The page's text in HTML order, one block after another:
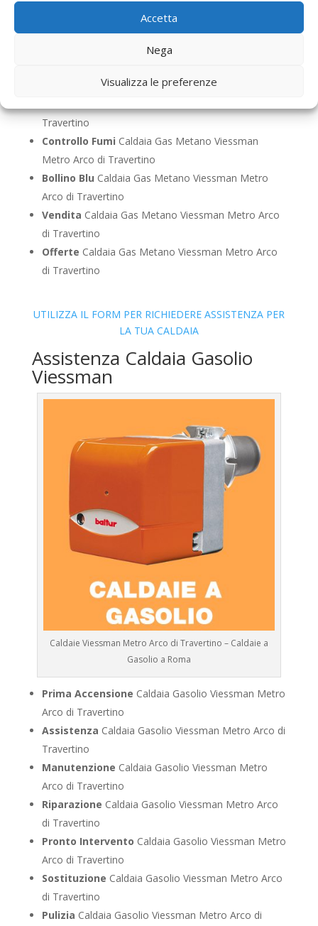
Accetta
Nega
Visualizza le preferenze
Pronto InterventoCaldaia Gas Metano Viessman
Metro Arco di Travertino
Arco di Travertino
Travertino
Controllo Fumi Caldaia Gas Metano Viessman
Metro Arco di Travertino
Bollino Blu Caldaia Gas Metano Viessman Metro
Arco di Travertino
Vendita Caldaia Gas Metano Viessman Metro Arco
di Travertino
Offerte Caldaia Gas Metano Viessman Metro Arco
di Travertino
UTILIZZA IL FORM PER RICHIEDERE ASSISTENZA PER
LA TUA CALDAIA
Assistenza Caldaia Gasolio
Viessman
Caldaie Viessman Metro Arco di Travertino – Caldaie a
Gasolio a Roma
Prima Accensione Caldaia Gasolio Viessman Metro
Arco di Travertino
Assistenza Caldaia Gasolio Viessman Metro Arco di
Travertino
Manutenzione Caldaia Gasolio Viessman Metro
Arco di Travertino
Riparazione Caldaia Gasolio Viessman Metro Arco
di Travertino
Pronto Intervento Caldaia Gasolio Viessman Metro
Arco di Travertino
Sostituzione Caldaia Gasolio Viessman Metro Arco
di Travertino
Pulizia Caldaia Gasolio Viessman Metro Arco di